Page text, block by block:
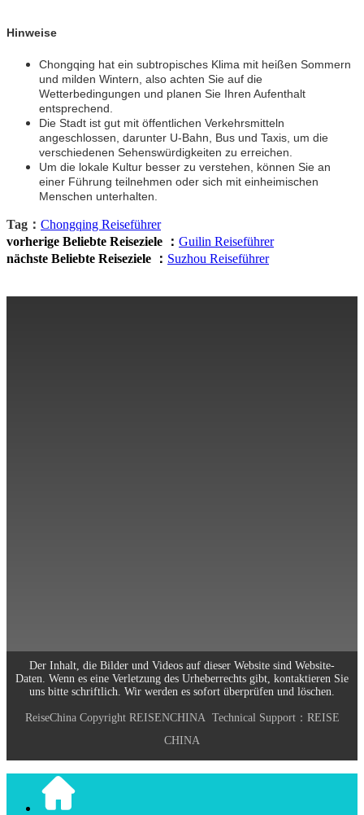
Hinweise
Chongqing hat ein subtropisches Klima mit heißen Sommern
und milden Wintern, also achten Sie auf die
Wetterbedingungen und planen Sie Ihren Aufenthalt
entsprechend.
Die Stadt ist gut mit öffentlichen Verkehrsmitteln
angeschlossen, darunter U-Bahn, Bus und Taxis, um die
verschiedenen Sehenswürdigkeiten zu erreichen.
Um die lokale Kultur besser zu verstehen, können Sie an
einer Führung teilnehmen oder sich mit einheimischen
Menschen unterhalten.
Tag： Chongqing Reiseführer
vorherige Beliebte Reiseziele ： Guilin Reiseführer
nächste Beliebte Reiseziele ： Suzhou Reiseführer
Der Inhalt, die Bilder und Videos auf dieser Website sind Website-
Daten. Wenn es eine Verletzung des Urheberrechts gibt, kontaktieren Sie
uns bitte schriftlich. Wir werden es sofort überprüfen und löschen.
ReiseChinaCopyright REISENCHINA Technical Support： REISE
CHINA